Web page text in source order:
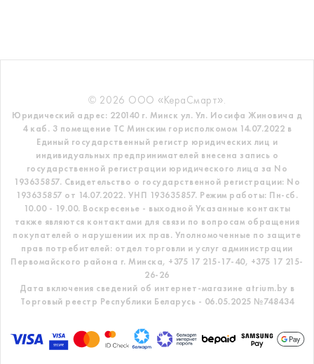
© 2026 ООО «КераСмарт».
Юридический адрес: 220140 г. Минск ул. Ул. Иосифа Жиновича д
4 каб. 3 помещение ТС Минским горисполкомом 14.07.2022 в
Единый государственный регистр юридических лиц и
индивидуальных предпринимателей внесена запись о
государственной регистрации юридического лица за No
193635857. Свидетельство о государственной регистрации: No
193635857 от 14.07.2022. УНП 193635857. Режим работы: Пн-сб.
10.00 - 19.00. Воскресенье - выходной Указанные контакты
также являются контактами для связи по вопросам обращения
покупателей о нарушении их прав. Уполномоченные по защите
прав потребителей: отдел торговли и услуг администрации
Первомайского района г. Минска, +375 17 215-17-40, +375 17 215-
26-26
Дата включения сведений об интернет-магазине atrium.by в
Торговый реестр Республики Беларусь - 06.05.2025 №748434